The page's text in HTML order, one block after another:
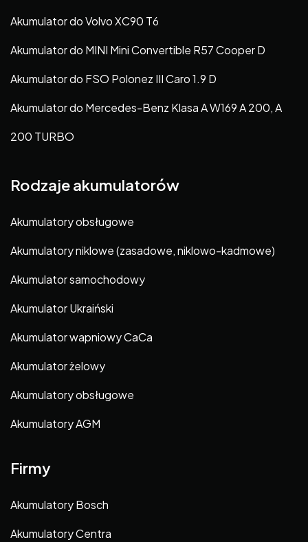
Akumulator do Volvo XC90 T6
Akumulator do MINI Mini Convertible R57 Cooper D
Akumulator do FSO Polonez III Caro 1.9 D
Akumulator do Mercedes-Benz Klasa A W169 A 200, A
200 TURBO
Rodzaje akumulatorów
Akumulatory obsługowe
Akumulatory niklowe (zasadowe, niklowo-kadmowe)
Akumulator samochodowy
Akumulator Ukraiński
Akumulator wapniowy CaCa
Akumulator żelowy
Akumulatory obsługowe
Akumulatory AGM
Firmy
Akumulatory Bosch
Akumulatory Centra